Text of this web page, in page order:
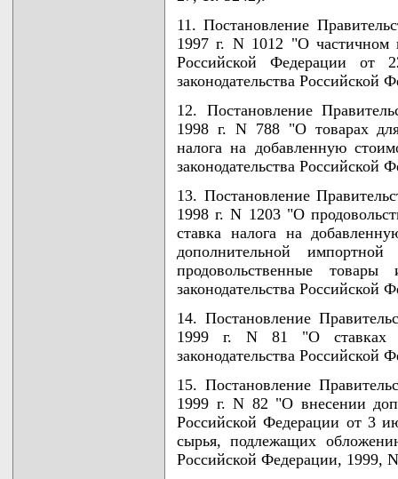
11. Постановление
1997 г. N 1012 "О частичном
Российской Федерации от
законодательства Российской
12. Постановление
1998 г. N 788 "О товарах
налога на добавленную
законодательства Российской
13. Постановление
1998 г. N 1203 "О
ставка налога на
дополнительной
продовольственные
законодательства Российской
14. Постановление
1999 г. N 81 "О ставках
законодательства Российской
15. Постановление
1999 г. N 82 "О внесении
Российской Федерации от 3
сырья, подлежащих
Российской Федерации, 1999,